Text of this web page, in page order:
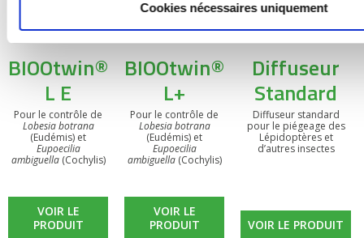
Cookies nécessaires uniquement
BIOOtwin®
L E
Pour le contrôle de
Lobesia botrana
(Eudémis) et
Eupoecilia
ambiguella(Cochylis)
VOIR LE
PRODUIT
BIOOtwin®
L+
Pour le contrôle de
Lobesia botrana
(Eudémis) et
Eupoecilia
ambiguella(Cochylis)
VOIR LE
PRODUIT
Diffuseur
Standard
Diffuseur standard
pour le piégeage des
Lépidoptères et
d’autres insectes
VOIR LE PRODUIT